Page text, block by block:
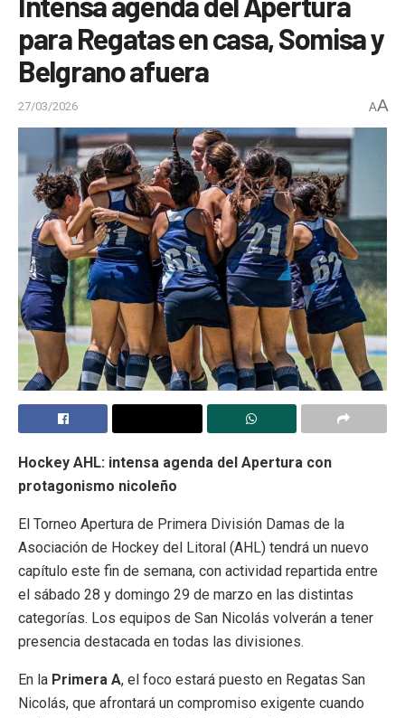
para Regatas en casa, Somisa y
Belgrano afuera
27/03/2026 AA
Hockey AHL: intensa agenda del Apertura con
protagonismo nicoleño
El Torneo Apertura de Primera División Damas de la
Asociación de Hockey del Litoral (AHL) tendrá un nuevo
capítulo este fin de semana, con actividad repartida entre
el sábado 28 y domingo 29 de marzo en las distintas
categorías. Los equipos de San Nicolás volverán a tener
presencia destacada en todas las divisiones.
En la Primera A, el foco estará puesto en Regatas San
Nicolás, que afrontará un compromiso exigente cuando